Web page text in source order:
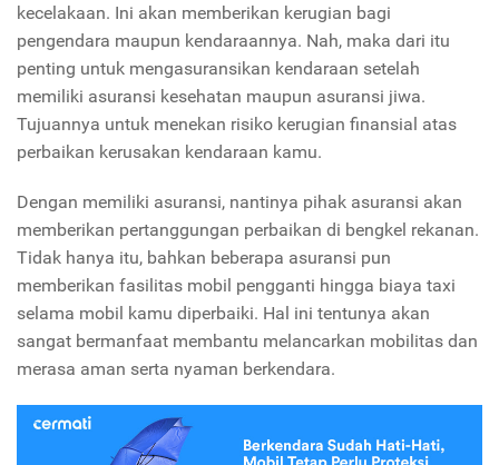
kecelakaan. Ini akan memberikan kerugian bagi
pengendara maupun kendaraannya. Nah, maka dari itu
penting untuk mengasuransikan kendaraan setelah
memiliki asuransi kesehatan maupun asuransi jiwa.
Tujuannya untuk menekan risiko kerugian finansial atas
perbaikan kerusakan kendaraan kamu.
Dengan memiliki asuransi, nantinya pihak asuransi akan
memberikan pertanggungan perbaikan di bengkel rekanan.
Tidak hanya itu, bahkan beberapa asuransi pun
memberikan fasilitas mobil pengganti hingga biaya taxi
selama mobil kamu diperbaiki. Hal ini tentunya akan
sangat bermanfaat membantu melancarkan mobilitas dan
merasa aman serta nyaman berkendara.